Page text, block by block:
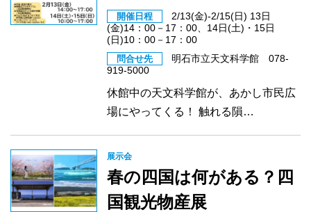
開催日程
2/13(金)-2/15(日) 13日
(金)14：00－17：00、14日(土)・15日
(日)10：00－17：00
問合せ先
明石市立天文科学館 078-
919-5000
休館中の天文科学館が、あかし市民広
場にやってくる！ 触れる隕…
展示会
春の四国は何がある？四
国観光物産展